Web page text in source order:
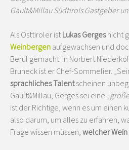
Gault&Millau Südtirols Gastgeber
Als Osttiroler istLukas Gergesnicht
Weinbergenaufgewachsen und
Beruf gemacht. In Norbert
Bruneck ist er Chef-Sommelier.
sprachliches Talentscheinen
Gault&Millau, Gerges sei eine „
ist der Richtige, wenn es um einen
also darum, um alles zu erfahren,
Frage wissen müssen,welcher